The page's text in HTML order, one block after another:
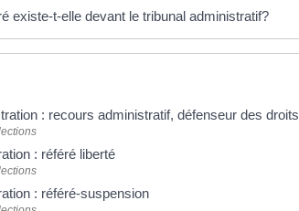
existe-t-elle devant le tribunal administratif?
: recours administratif, défenseur des droits
: référé liberté
: référé-suspension